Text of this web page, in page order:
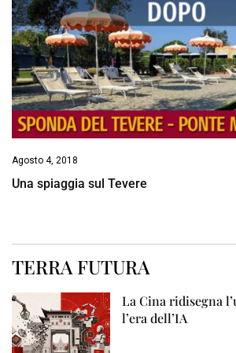
Agosto 4, 2018
Una spiaggia sul Tevere
TERRA FUTURA
La Cina ridisegna
l’era dell’IA